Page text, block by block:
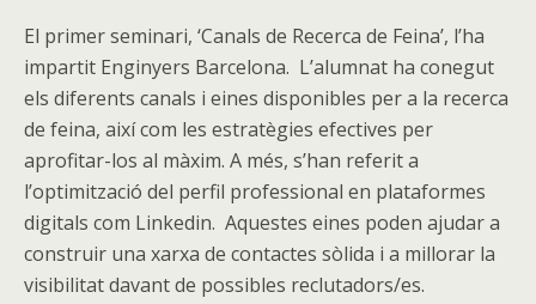
El primer seminari, ‘Canals de Recerca de Feina’, l’ha
impartit Enginyers Barcelona. L’alumnat ha conegut
els diferents canals i eines disponibles per a la recerca
de feina, així com les estratègies efectives per
aprofitar-los al màxim. A més, s’han referit a
l’optimització del perfil professional en plataformes
digitals com Linkedin. Aquestes eines poden ajudar a
construir una xarxa de contactes sòlida i a millorar la
visibilitat davant de possibles reclutadors/es.